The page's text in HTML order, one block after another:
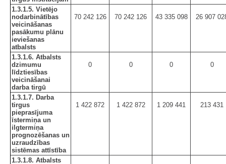
1.3.1.5. Vietējo
nodarbinātības
veicināšanas
pasākumu plānu
ieviešanas
atbalsts
70 242 126 70 242 126 43 335 098 26 907
1.3.1.6. Atbalsts
dzimumu
līdztiesības
veicināšanai
darba tirgū
0 0 0 0
1.3.1.7. Darba
tirgus
pieprasījuma
īstermiņa un
ilgtermiņa
prognozēšanas un
uzraudzības
sistēmas attīstība
1 422 872 1 422 872 1 209 441 213 431
1.3.1.8. Atbalsts